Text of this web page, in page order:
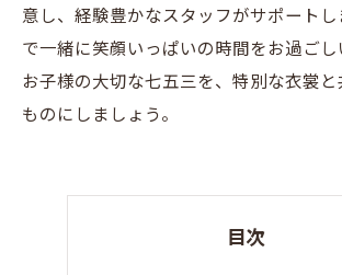
意し、経験豊かなスタッフがサポート
で一緒に笑顔いっぱいの時間をお過ごし
お子様の大切な七五三を、特別な衣裳
ものにしましょう。
目次